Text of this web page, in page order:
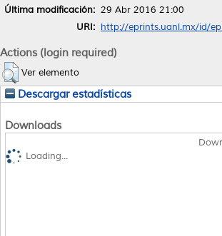
Última modificación: 29 Abr 2016 21:00
URI: http://eprints.uanl.mx/id/
Actions (login required)
Ver elemento
Descargar estadísticas
Downloads
Loading...